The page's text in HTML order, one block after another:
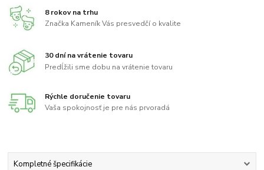
8 rokov na trhu
Značka Kameník Vás presvedčí o kvalite
30 dní na vrátenie tovaru
Predĺžili sme dobu na vrátenie tovaru
Rýchle doručenie tovaru
Vaša spokojnosť je pre nás prvoradá
Kompletné špecifikácie